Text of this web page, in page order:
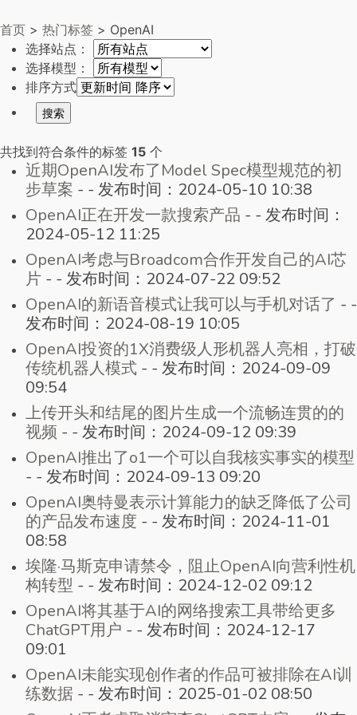
首页 > 热门标签 > OpenAI
选择站点：
选择模型：
排序方式
共找到符合条件的标签 15 个
近期OpenAI发布了Model Spec模型规范的初
步草案 - - 发布时间：2024-05-10 10:38
OpenAI正在开发一款搜索产品 - - 发布时间：
2024-05-12 11:25
OpenAI考虑与Broadcom合作开发自己的AI芯
片 - - 发布时间：2024-07-22 09:52
OpenAI的新语音模式让我可以与手机对话了 - -
发布时间：2024-08-19 10:05
OpenAI投资的1X消费级人形机器人亮相，打破
传统机器人模式 - - 发布时间：2024-09-09
09:54
上传开头和结尾的图片生成一个流畅连贯的的
视频 - - 发布时间：2024-09-12 09:39
OpenAI推出了o1一个可以自我核实事实的模型
- - 发布时间：2024-09-13 09:20
OpenAI奥特曼表示计算能力的缺乏降低了公司
的产品发布速度 - - 发布时间：2024-11-01
08:58
埃隆·马斯克申请禁令，阻止OpenAI向营利性机
构转型 - - 发布时间：2024-12-02 09:12
OpenAI将其基于AI的网络搜索工具带给更多
ChatGPT用户 - - 发布时间：2024-12-17
09:01
OpenAI未能实现创作者的作品可被排除在AI训
练数据 - - 发布时间：2025-01-02 08:50